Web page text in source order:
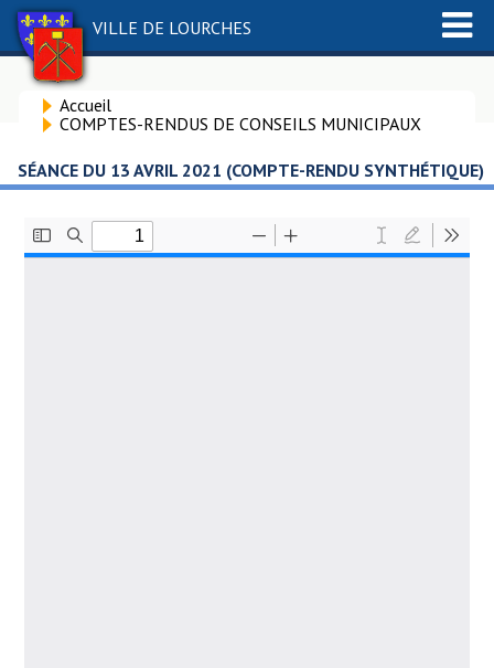
VILLE DE LOURCHES
Accueil
COMPTES-RENDUS DE CONSEILS MUNICIPAUX
SÉANCE DU 13 AVRIL 2021 (COMPTE-RENDU SYNTHÉTIQUE)